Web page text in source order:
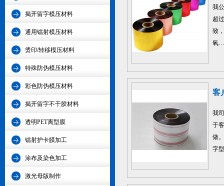
揭开留字模压材料
通用镭射模压材料
烫印/转移模压材料
特殊防伪模压材料
彩色防伪模压材料
揭开留字不干胶材料
透明PET离型膜
镭射护卡膜加工
涂布及染色加工
激光母版制作
我
超
致
氧…
客
我
于
做
字